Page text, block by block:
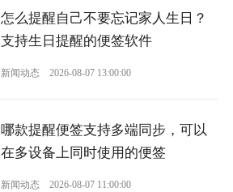
怎么提醒自己不要忘记家人生日？
支持生日提醒的便签软件
新闻动态 2026-08-07 13:00:00
哪款提醒便签支持多端同步，可以
在多设备上同时使用的便签
新闻动态 2026-08-07 11:00:00